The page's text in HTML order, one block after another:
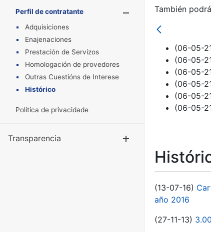
Perfil de contratante
Mostrar/
Adquisiciones
Enajenaciones
Prestación de Servizos
Homologación de provedores
Outras Cuestións de Interese
Histórico
Política de privacidade
Transparencia
También
(06-05-
(06-05-
(06-05-
(06-05-
(06-05-
(06-05-
(13-07-16)
año 2016
(27-11-13)